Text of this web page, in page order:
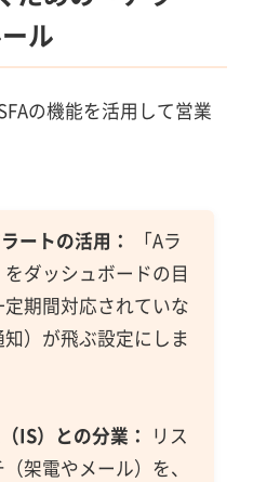
ル
の機能を活用して営業
ートの活用：
「Aラ
ダッシュボードの目
期間対応されていな
）が飛ぶ設定にしま
IS）との分業： リス
架電やメール）を、